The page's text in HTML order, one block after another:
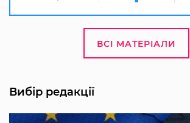
ВСІ МАТЕРІАЛИ
Вибір редакції